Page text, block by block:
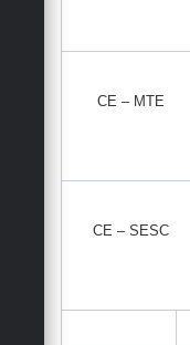
CE – MTE
CE – SESC